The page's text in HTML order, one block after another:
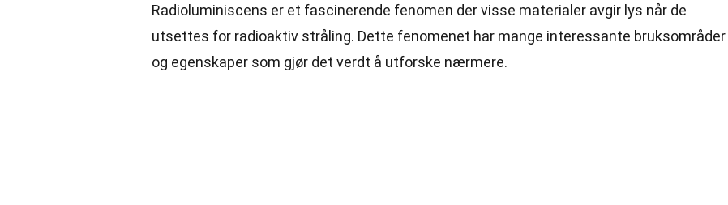
Radioluminiscens er et fascinerende fenomen der visse materialer avgir lys når de
utsettes for radioaktiv stråling. Dette fenomenet har mange interessante bruksområder
og egenskaper som gjør det verdt å utforske nærmere.